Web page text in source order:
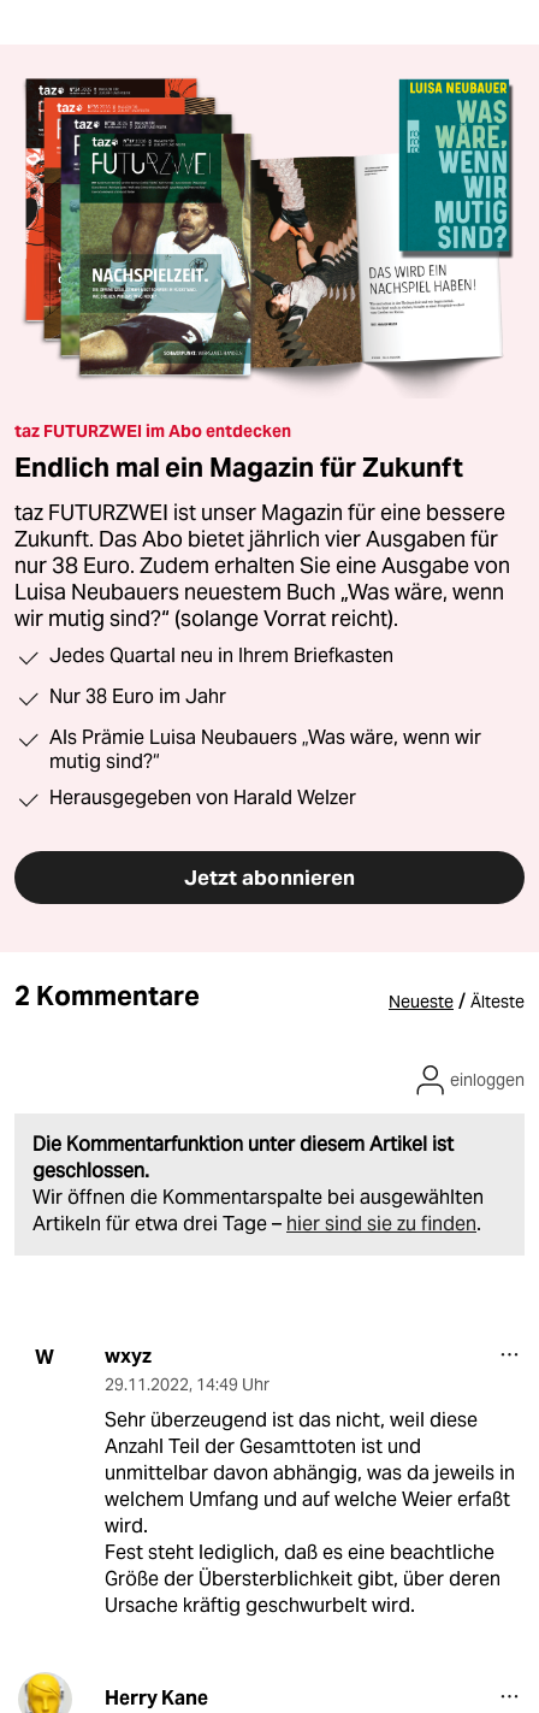
taz FUTURZWEI im Abo entdecken
Endlich mal ein Magazin für Zukunft
taz FUTURZWEI ist unser Magazin für eine bessere
Zukunft. Das Abo bietet jährlich vier Ausgaben für
nur 38 Euro. Zudem erhalten Sie eine Ausgabe von
Luisa Neubauers neuestem Buch „Was wäre, wenn
wir mutig sind?“ (solange Vorrat reicht).
Jedes Quartal neu in Ihrem Briefkasten
Nur 38 Euro im Jahr
Als Prämie Luisa Neubauers „Was wäre, wenn wir
mutig sind?“
Herausgegeben von Harald Welzer
Jetzt abonnieren
2 Kommentare Neueste / Älteste
Die Kommentarfunktion unter diesem Artikel ist
geschlossen.
Wir öffnen die Kommentarspalte bei ausgewählten
Artikeln für etwa drei Tage – hier sind sie zu finden.
einloggen
W wxyz
29.11.2022, 14:49 Uhr
Sehr überzeugend ist das nicht, weil diese
Anzahl Teil der Gesamttoten ist und
unmittelbar davon abhängig, was da jeweils in
welchem Umfang und auf welche Weier erfaßt
wird.
Fest steht lediglich, daß es eine beachtliche
Größe der Übersterblichkeit gibt, über deren
Ursache kräftig geschwurbelt wird.
Herry Kane